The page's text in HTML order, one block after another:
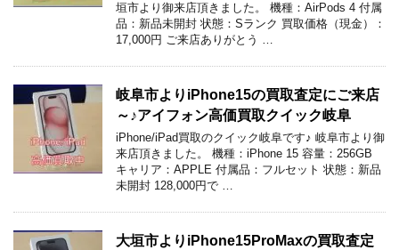
垣市より御来店頂きました。 機種：AirPods 4 付属
品：新品未開封 状態：Sランク 買取価格（現金）：
17,000円 ご来店ありがとう …
岐阜市よりiPhone15の買取査定にご来店
～♪アイフォン高価買取クイック岐阜
iPhone/iPad買取のクイック岐阜です♪ 岐阜市より御
来店頂きました。 機種：iPhone 15 容量：256GB
キャリア：APPLE 付属品：フルセット 状態：新品
未開封 128,000円で …
大垣市よりiPhone15ProMaxの買取査定